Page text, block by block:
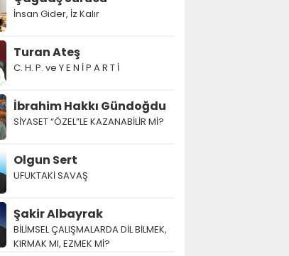
İnsan Gider, İz Kalır
Turan Ateş
C. H. P. ve Y E N İ P A R T İ
İbrahim Hakkı Gündoğdu
SİYASET “ÖZEL”LE KAZANABİLİR Mİ?
Olgun Sert
UFUKTAKİ SAVAŞ
Şakir Albayrak
BİLİMSEL ÇALIŞMALARDA DİL BİLMEK,
KIRMAK MI, EZMEK Mİ?